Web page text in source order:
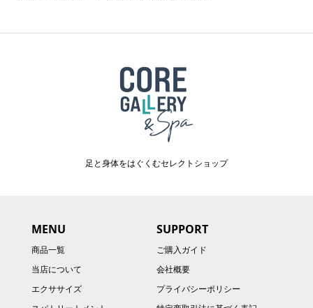
足と身体をはぐくむセレクトショップ
MENU
商品一覧
当店について
エクササイズ
SUPPORT
ご購入ガイド
会社概要
プライバシーポリシー